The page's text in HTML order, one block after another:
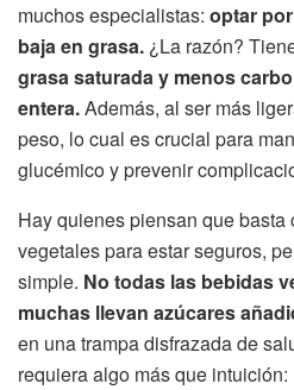
muchos especialistas: optar
baja en grasa. ¿La razón?
grasa saturada y menos
entera.Además, al ser más
peso, lo cual es crucial para
glucémico y prevenir
Hay quienes piensan que
vegetales para estar seguros,
simple. No todas las bebidas
muchas llevan azúcares
en una trampa disfrazada de
requiera algo más que